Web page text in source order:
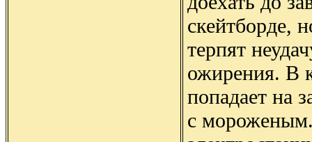
скейтборде,
терпят
ожирения. В
попадает на
с